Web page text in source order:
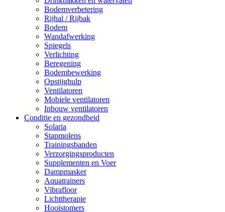
Bodemverbetering
Rijhal / Rijbak
Bodem
Wandafwerking
Spiegels
Verlichting
Beregening
Bodembewerking
Opstijghulp
Ventilatoren
Mobiele ventilatoren
Inbouw ventilatoren
Conditie en gezondheid
Solaria
Stapmolens
Trainingsbanden
Verzorgingsproducten
Supplementen en Voer
Dampmasker
Aquatrainers
Vibrafloor
Lichttherapie
Hooistomers